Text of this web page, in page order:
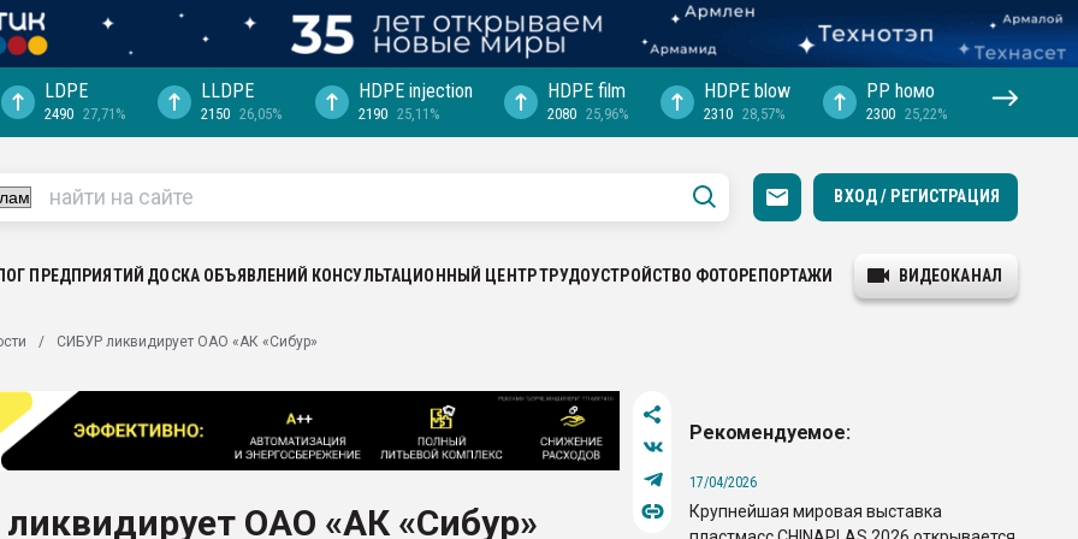
выходит на
рынке
LDPE
2490 27,71%
LLDPE
2150 26,05%
HDPE injection
2190 25,11%
HDPE film
2080 25,96%
HDPE blow
2310 28,57%
PP hомо
2300 25,22%
ВХОД / РЕГИСТРАЦИЯ
ПРЕДПРИЯТИЙ ДОСКА ОБЪЯВЛЕНИЙ КОНСУЛЬТАЦИОННЫЙ ЦЕНТРТРУДОУСТРОЙСТВО ФОТОРЕПОРТАЖИ ВИДЕОКАНАЛ
СИБУР ликвидирует ОАО «АК «Сибур»
ОАО «АК «Сибур»
Рекомендуемое:
17/04/2026
Крупнейшая мировая выставка